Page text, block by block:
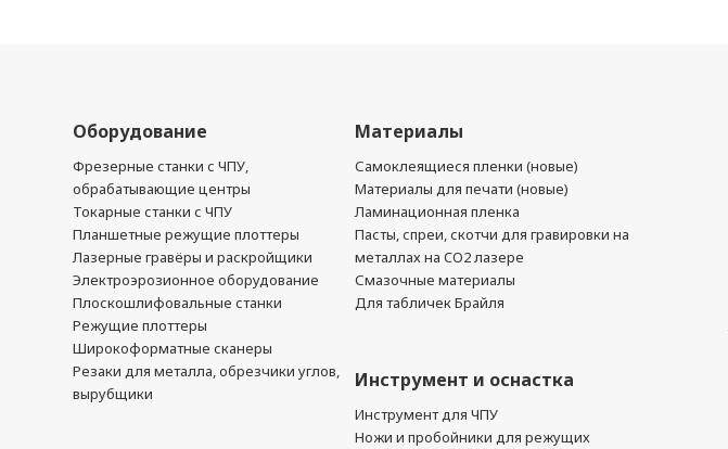
Оборудование
Фрезерные станки с ЧПУ,
обрабатывающие центры
Токарные станки с ЧПУ
Планшетные режущие плоттеры
Лазерные гравёры и раскройщики
Электроэрозионное оборудование
Плоскошлифовальные станки
Режущие плоттеры
Широкоформатные сканеры
Резаки для металла, обрезчики углов,
вырубщики
Материалы
Самоклеящиеся пленки (новые)
Материалы для печати (новые)
Ламинационная пленка
Пасты, спреи, скотчи для гравировки на
металлах на CO2 лазере
Смазочные материалы
Для табличек Брайля
Инструмент и оснастка
Инструмент для ЧПУ
Ножи и пробойники для режущих